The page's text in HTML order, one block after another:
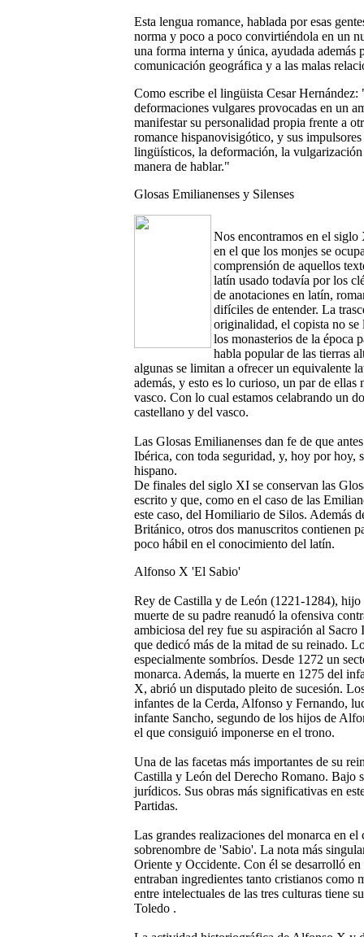
Esta lengua romance, hablada por esas
norma y poco a poco convirtiéndola en un
una forma interna y única, ayudada
comunicación geográfica y a las malas
Como escribe el lingüista Cesar
deformaciones vulgares provocadas en un
manifestar su personalidad propia frente a
romance hispanovisigótico, y sus
lingüísticos, la deformación, la
manera de hablar."
Glosas Emilianenses y Silenses
Nos encontramos en el
en el que los monjes se
comprensión de aquellos
latín usado todavía por los
de anotaciones en latín,
difíciles de entender. La
originalidad, el copista no
los monasterios de la época
habla popular de las tierras
algunas se limitan a ofrecer un equivalente
además, y esto es lo curioso, un par de
vasco. Con lo cual estamos celabrando un
castellano y del vasco.
Las Glosas Emilianenses dan fe de que
Ibérica, con toda seguridad, y, hoy por hoy,
hispano.
De finales del siglo XI se conservan las
escrito y que, como en el caso de las
este caso, del Homiliario de Silos. Además
Británico, otros dos manuscritos contienen
poco hábil en el conocimiento del latín.
Alfonso X 'El Sabio'
Rey de Castilla y de León (1221-1284),
muerte de su padre reanudó la ofensiva
ambiciosa del rey fue su aspiración al
que dedicó más de la mitad de su reinado.
especialmente sombríos. Desde 1272 un
monarca. Además, la muerte en 1275 del
X, abrió un disputado pleito de sucesión.
infantes de la Cerda, Alfonso y Fernando,
infante Sancho, segundo de los hijos de
el que consiguió imponerse en el trono.
Una de las facetas más importantes de su
Castilla y León del Derecho Romano. Bajo
jurídicos. Sus obras más significativas en
Partidas.
Las grandes realizaciones del monarca en
sobrenombre de 'Sabio'. La nota más
Oriente y Occidente. Con él se desarrolló
entraban ingredientes tanto cristianos
entre intelectuales de las tres culturas tiene
Toledo .